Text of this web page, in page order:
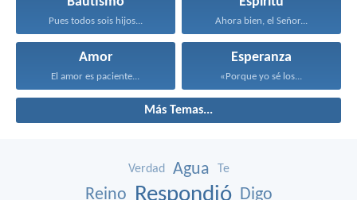
Pues todos sois hijos... Ahora bien, el Señor...
Amor
El amor es paciente...
Esperanza
«Porque yo sé los...
Más Temas...
Verdad Agua Te
Reino Respondió Digo